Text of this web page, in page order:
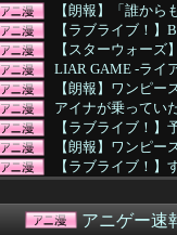
【朗報】「誰か
【ラブライブ！】
【スターウォー
LIAR GAME -ライ
【朗報】ワンピ
アイナが乗ってい
【ラブライブ！
【朗報】ワンピ
【ラブライブ！
【画像】みい山作
【動画】手術中に
アニゲー速